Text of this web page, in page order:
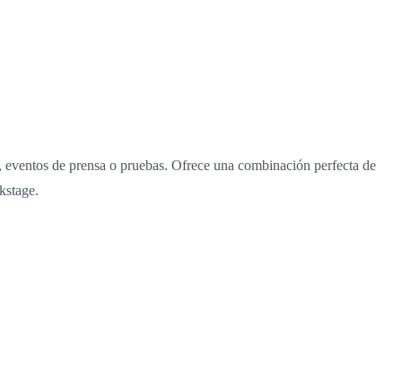
de prensa o pruebas. Ofrece una combinación perfecta de